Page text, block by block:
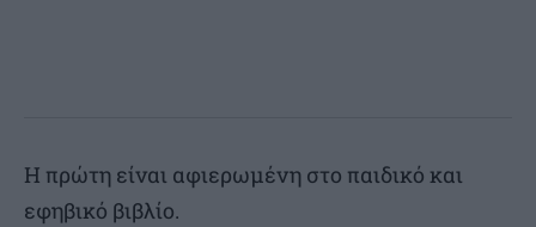
Η πρώτη είναι αφιερωμένη στο παιδικό και
εφηβικό βιβλίο.